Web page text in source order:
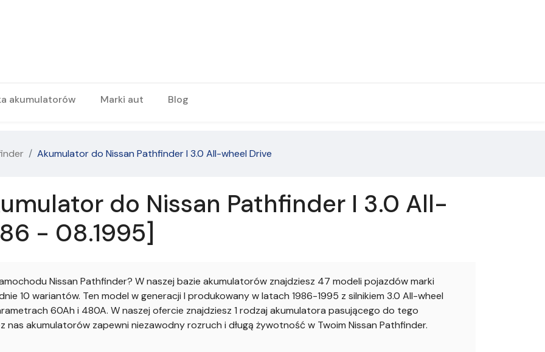
akumulatorów Marki aut Blog
Akumulator do Nissan Pathfinder I 3.0 All-wheel Drive
do Nissan Pathfinder I 3.0 All-
- 08.1995]
Nissan Pathfinder? W naszej bazie akumulatorów znajdziesz 47 modeli pojazdów marki
10 wariantów. Ten model w generacji I produkowany w latach 1986-1995 z silnikiem 3.0 All-wheel
60Ah i 480A. W naszej ofercie znajdziesz 1 rodzaj akumulatora pasującego do tego
akumulatorów zapewni niezawodny rozruch i długą żywotność w Twoim Nissan Pathfinder.